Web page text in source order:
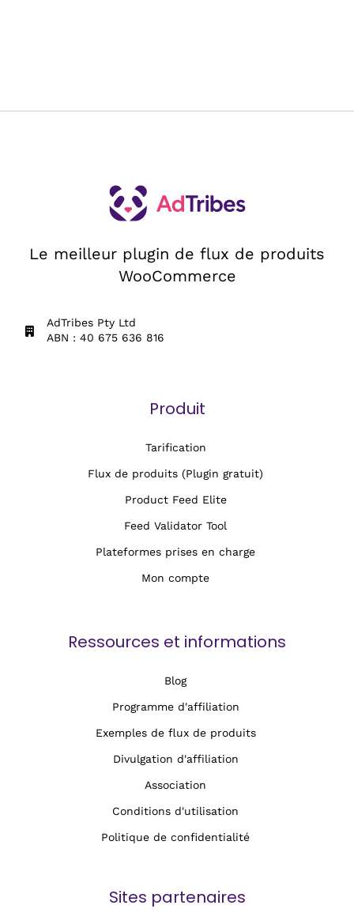
Le meilleur plugin de flux de produits
WooCommerce
AdTribes Pty Ltd
ABN : 40 675 636 816
Produit
Tarification
Flux de produits (Plugin gratuit)
Product Feed Elite
Feed Validator Tool
Plateformes prises en charge
Mon compte
Ressources et informations
Blog
Programme d'affiliation
Exemples de flux de produits
Divulgation d'affiliation
Association
Conditions d'utilisation
Politique de confidentialité
Sites partenaires